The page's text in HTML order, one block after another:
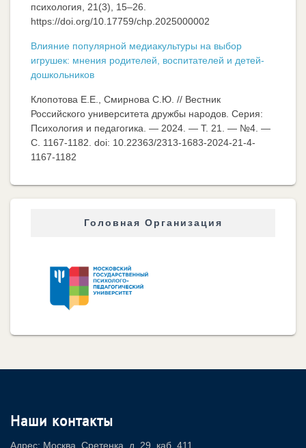
психология, 21(3), 15–26.
https://doi.org/10.17759/chp.2025000002
Влияние популярной медиакультуры на выбор
игрушек: мнения родителей, воспитателей и детей-
дошкольников
Клопотова Е.Е., Смирнова С.Ю. // Вестник
Российского университета дружбы народов. Серия:
Психология и педагогика. — 2024. — Т. 21. — №4. —
C. 1167-1182. doi: 10.22363/2313-1683-2024-21-4-
1167-1182
Головная Организация
Наши контакты
Адрес: Москва, Сретенка, д. 29, каб. 411